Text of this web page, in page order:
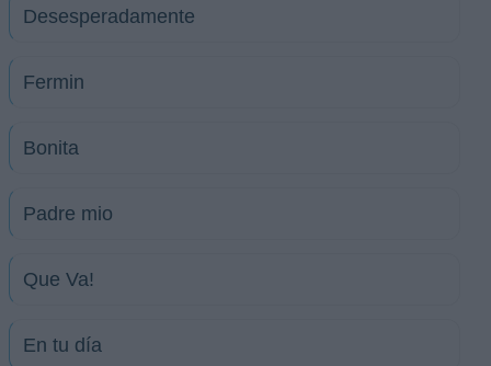
Desesperadamente
Fermin
Bonita
Padre mio
Que Va!
En tu día